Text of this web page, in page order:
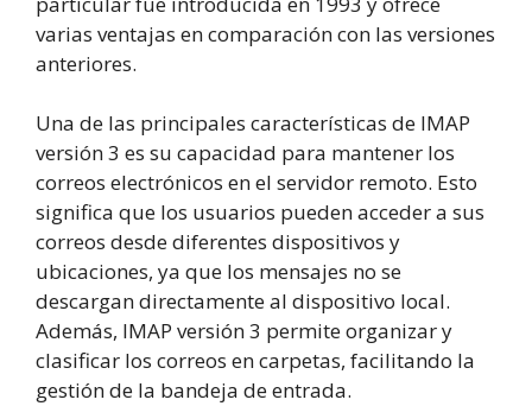
varias ventajas en comparación con las versiones
anteriores.
Una de las principales características de IMAP
versión 3 es su capacidad para mantener los
correos electrónicos en el servidor remoto. Esto
significa que los usuarios pueden acceder a sus
correos desde diferentes dispositivos y
ubicaciones, ya que los mensajes no se
descargan directamente al dispositivo local.
Además, IMAP versión 3 permite organizar y
clasificar los correos en carpetas, facilitando la
gestión de la bandeja de entrada.